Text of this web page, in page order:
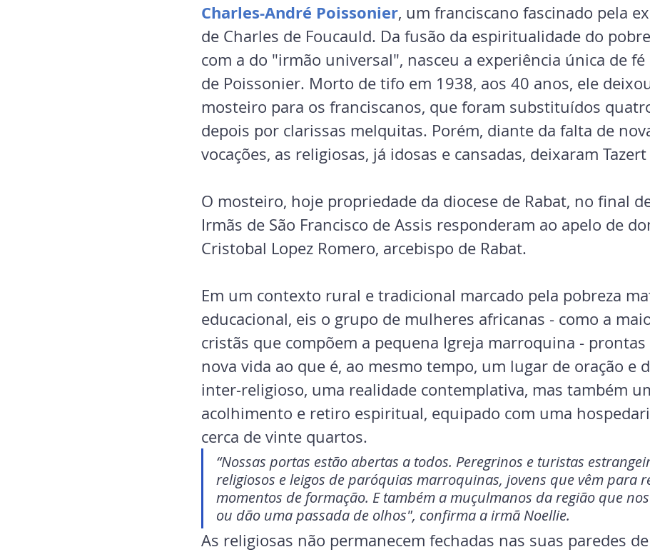
Charles-André Poissonier, um franciscano fascinado pela
de Charles de Foucauld. Da fusão da espiritualidade do
com a do "irmão universal", nasceu a experiência única de fé
de Poissonier. Morto de tifo em 1938, aos 40 anos, ele
mosteiro para os franciscanos, que foram substituídos
depois por clarissas melquitas. Porém, diante da falta de
vocações, as religiosas, já idosas e cansadas, deixaram
O mosteiro, hoje propriedade da diocese de Rabat, no final
Irmãs de São Francisco de Assis responderam ao apelo de
Cristobal Lopez Romero, arcebispo de Rabat.
Em um contexto rural e tradicional marcado pela pobreza
educacional, eis o grupo de mulheres africanas - como a
cristãs que compõem a pequena Igreja marroquina -
nova vida ao que é, ao mesmo tempo, um lugar de oração e
inter-religioso, uma realidade contemplativa, mas também
acolhimento e retiro espiritual, equipado com uma
cerca de vinte quartos.
“Nossas portas estão abertas a todos. Peregrinos e turistas
religiosos e leigos de paróquias marroquinas, jovens que vêm para
momentos de formação. E também a muçulmanos da região que
ou dão uma passada de olhos", confirma a irmã Noellie.
As religiosas não permanecem fechadas nas suas paredes